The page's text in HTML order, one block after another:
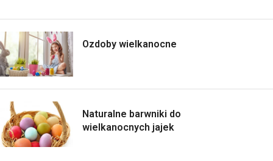
Ozdoby wielkanocne
Naturalne barwniki do
wielkanocnych jajek